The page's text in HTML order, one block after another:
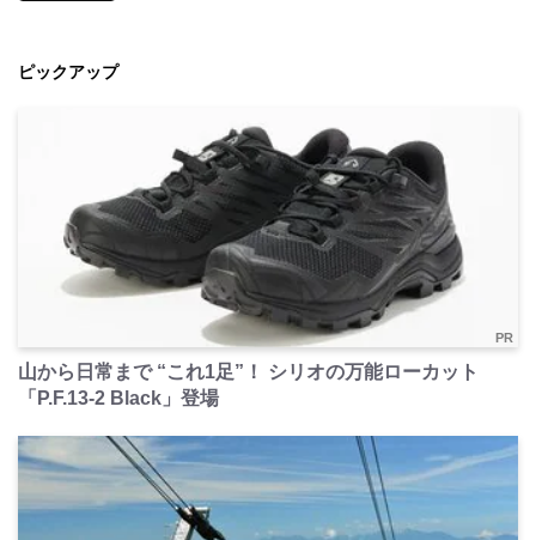
ピックアップ
PR
山から日常まで “これ1足”！ シリオの万能ローカット
「P.F.13-2 Black」登場